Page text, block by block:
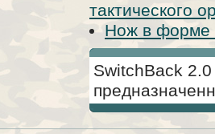
тактического
Нож в форме
SwitchBack